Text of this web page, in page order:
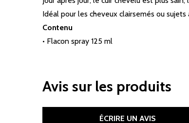
Idéal pour les cheveux clairsemés ou
Contenu
• Flacon spray 125 ml
Avis sur les produits
ÉCRIRE UN AVIS